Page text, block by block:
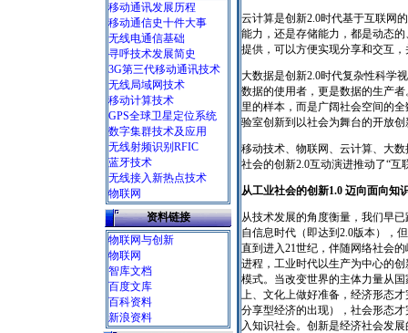
移动通讯发展历程
移动通信史十件大事
无线电通信基础
寻呼技术发展简史
3G第三代移动通讯技术
无线局域网技术
移动计算技术
GPS全球卫星定位系统
数字集群技术及应用
无线射频识别RFIC
蓝牙技术
无线接入新热点技术
物联网
资料链接
物联网与创新
物联网
智库文档
百度文库
百科资料
新浪资料
云计算是创新2.0时代基于互联网
能力，还是存储能力，都是动态
提供，可以方便实现分享和交互
大数据是创新2.0时代复杂性科学
数据的使用者，更是数据的生产
里的样本，而是广阔社会空间的
验室创新到以社会为舞台的开放
移动技术、物联网、云计算、大
社会的创新2.0互动演进推动了“互
从工业社会的创新1.0 迈向面向知
从技术发展的角度衡量，我们早
自信息时代（即达到2.0版本），
直到进入21世纪，伴随网络社会
进程，工业时代以生产为中心的
模式。当改变世界的主体力量从
上、文化上做好准备，经济形态
分享型经济的出现），社会形态
入知识社会。创新是经济社会发